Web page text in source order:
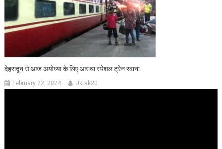
देहरादून से आज अयोध्या के लिए आस्था स्पेशल ट्रेन रवाना
February 22, 2024 Uktak20